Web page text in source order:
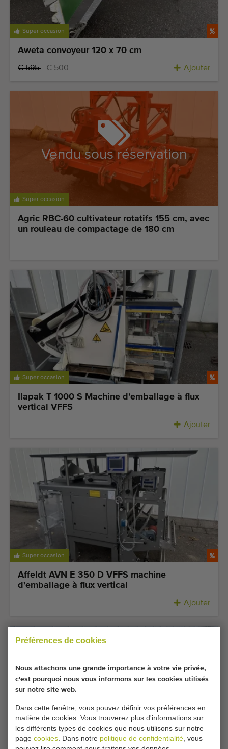
Préférences de cookies
Nous attachons une grande importance à votre vie privée,
c'est pourquoi nous vous informons sur les cookies utilisés
sur notre site web.
Dans cette fenêtre, vous pouvez définir vos préférences en
matière de cookies. Vous trouverez plus d'informations sur
les différents types de cookies que nous utilisons sur notre
page cookies . Dans notre politique de confidentialité , vous
Super occasion
Aweta convoyeur 120 x 70 cm
€ 595 € 500 Ajouter
Super occasion
Vendu sous réservation
Agric RBC-60 cultivateur rotatifs 155 cm, avec
un rouleau de compactage de 180 cm
Super occasion
Ilapak T 1000 S Machine d'emballage à flux
vertical VFFS
Ajouter
Super occasion
Affeldt AVN E 350 D VFFS machine
d'emballage à flux vertical
Ajouter
Prix très compétitif